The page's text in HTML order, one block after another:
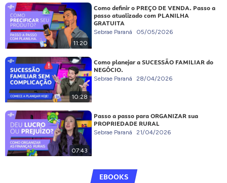
11:20
Como definir o PREÇO DE VENDA. Passo a
passo atualizado com PLANILHA
GRATUITA
Sebrae Paraná 05/05/2026
10:28
Como planejar a SUCESSÃO FAMILIAR do
NEGÓCIO.
Sebrae Paraná 28/04/2026
07:43
Passo a passo para ORGANIZAR sua
PROPRIEDADE RURAL
Sebrae Paraná 21/04/2026
EBOOKS